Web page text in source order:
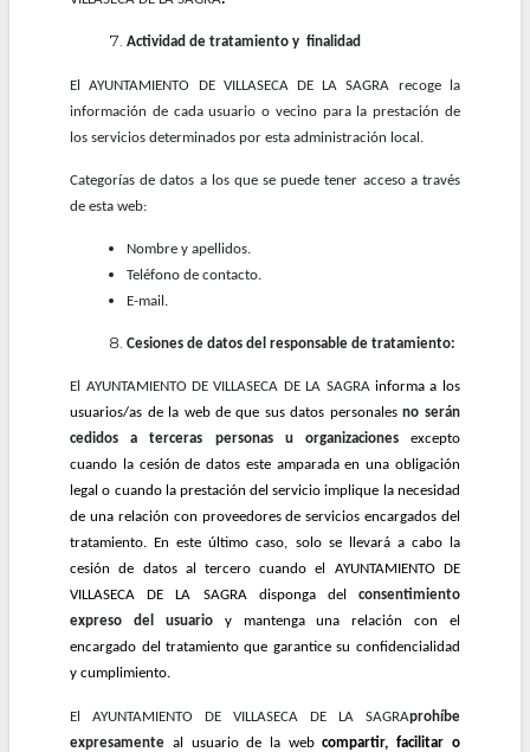
Actividad de tratamiento y finalidad
El AYUNTAMIENTO DE VILLASECA DE LA SAGRA recoge la
información de cada usuario o vecino para la prestación de
los servicios determinados por esta administración local.
Categorías de datos a los que se puede tener acceso a través
de esta web:
Nombre y apellidos.
Teléfono de contacto.
E-mail.
Cesiones de datos del responsable de tratamiento:
El AYUNTAMIENTO DE VILLASECA DE LA SAGRAinforma a los
usuarios/as de la web de que sus datos personalesno serán
cedidos a terceras personas u organizacionesexcepto
cuando la cesión de datos este amparada en una obligación
legal o cuando la prestación del servicio implique la necesidad
de una relación con proveedores de servicios encargados del
tratamiento. En este último caso, solo se llevará a cabo la
cesión de datos al tercero cuando el AYUNTAMIENTO DE
VILLASECA DE LA SAGRA disponga del consentimiento
expreso del usuarioy mantenga una relación con el
encargado del tratamiento que garantice su confidencialidad
y cumplimiento.
El AYUNTAMIENTO DE VILLASECA DE LA SAGRAprohíbe
expresamente al usuario de la webcompartir, facilitar o